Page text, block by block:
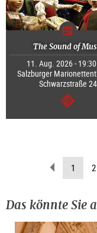
The Sound of
11. Aug. 2026 -
Salzburger
Schwarzstraße 24
weiter
zurückblättern
1
Seite)
2
Das könnte Sie